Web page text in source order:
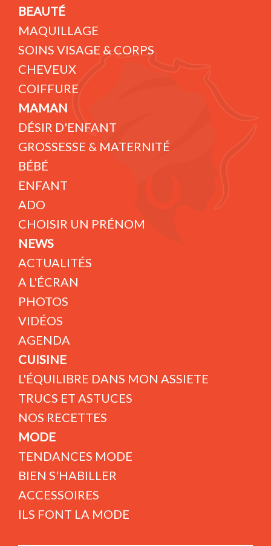
BEAUTÉ
MAQUILLAGE
SOINS VISAGE & CORPS
CHEVEUX
COIFFURE
MAMAN
DÉSIR D'ENFANT
GROSSESSE & MATERNITÉ
BÉBÉ
ENFANT
ADO
CHOISIR UN PRÉNOM
NEWS
ACTUALITÉS
A L'ÉCRAN
PHOTOS
VIDÉOS
AGENDA
CUISINE
L'ÉQUILIBRE DANS MON ASSIETE
TRUCS ET ASTUCES
NOS RECETTES
MODE
TENDANCES MODE
BIEN S'HABILLER
ACCESSOIRES
ILS FONT LA MODE